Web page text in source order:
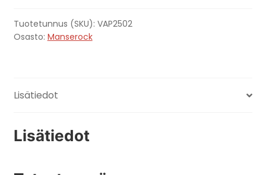
7"
keltainen
Tuotetunnus (SKU): VAP2502
Osasto: Manserock
Lisätiedot
Lisätiedot